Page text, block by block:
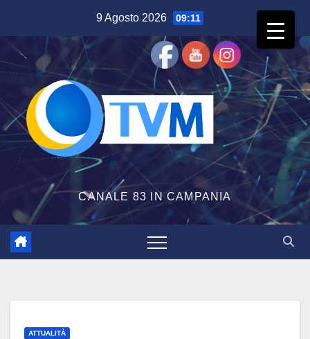
contenuto
9 Agosto 2026 09:11
CANALE 83 IN CAMPANIA
ATTUALITÀ